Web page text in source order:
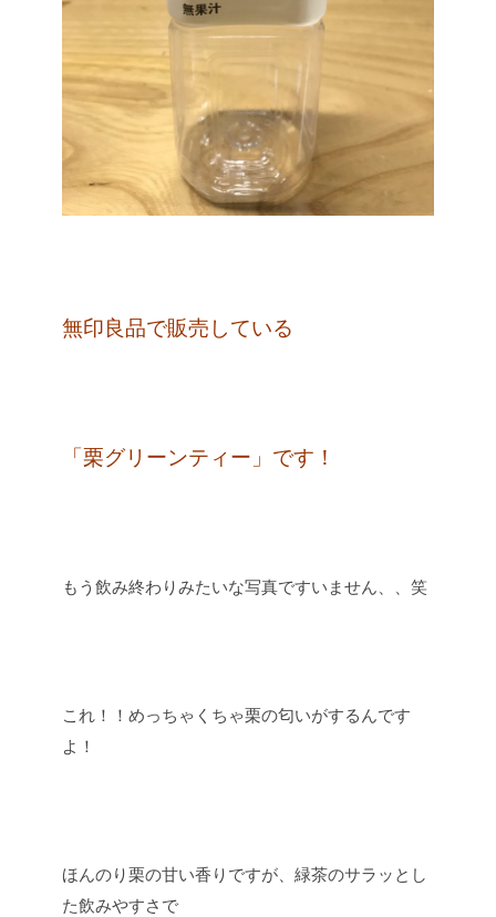
無印良品で販売している
「栗グリーンティー」です！
もう飲み終わりみたいな写真ですいません、、笑
これ！！めっちゃくちゃ栗の匂いがするんです
よ！
ほんのり栗の甘い香りですが、緑茶のサラッとし
た飲みやすさで